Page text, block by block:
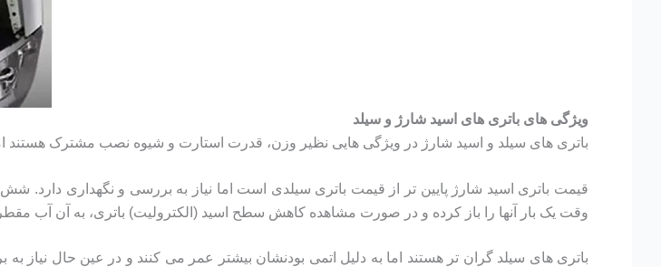
ویژگی های باتری های اسید شارژ و سیلد
باتری های سیلد و اسید شارژ در ویژگی هایی نظیر وزن، قدرت استارت و شیوه نصب مشترک هستند
قیمت باتری اسید شارژ پایین تر از قیمت باتری سیلدی است اما نیاز به بررسی و نگهداری
وقت یک بار آنها را باز کرده و در صورت مشاهده کاهش سطح اسید (الکترولیت) باتری، به آن آب
باتری های سیلد گران تر هستند اما به دلیل اتمی بودنشان بیشتر عمر می کنند و در عین حال نیاز